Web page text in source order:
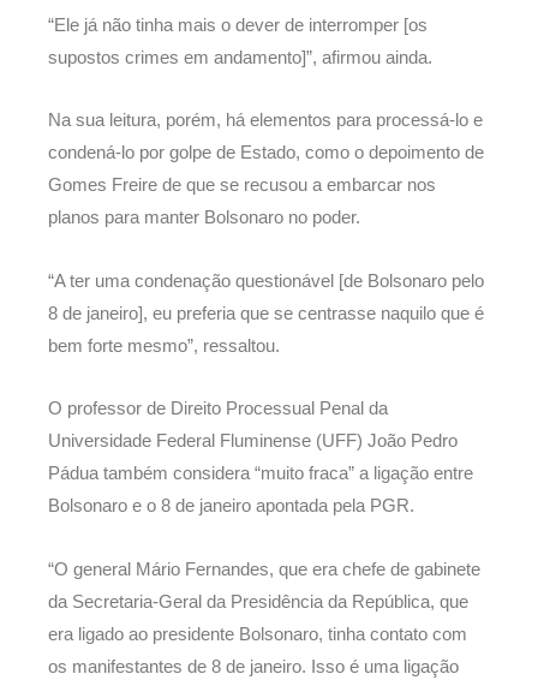
“Ele já não tinha mais o dever de interromper [os
supostos crimes em andamento]”, afirmou ainda.
Na sua leitura, porém, há elementos para processá-lo e
condená-lo por golpe de Estado, como o depoimento de
Gomes Freire de que se recusou a embarcar nos
planos para manter Bolsonaro no poder.
“A ter uma condenação questionável [de Bolsonaro pelo
8 de janeiro], eu preferia que se centrasse naquilo que é
bem forte mesmo”, ressaltou.
O professor de Direito Processual Penal da
Universidade Federal Fluminense (UFF) João Pedro
Pádua também considera “muito fraca” a ligação entre
Bolsonaro e o 8 de janeiro apontada pela PGR.
“O general Mário Fernandes, que era chefe de gabinete
da Secretaria-Geral da Presidência da República, que
era ligado ao presidente Bolsonaro, tinha contato com
os manifestantes de 8 de janeiro. Isso é uma ligação